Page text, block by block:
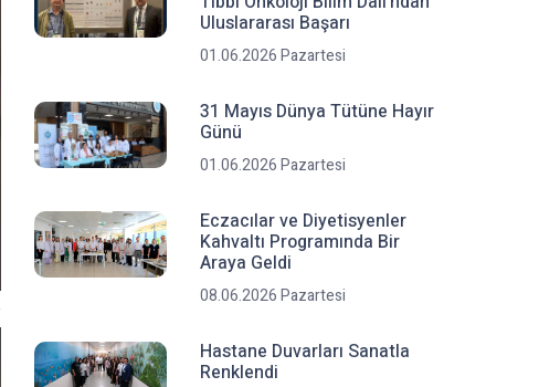
Uluslararası Başarı
01.06.2026 Pazartesi
31 Mayıs Dünya Tütüne Hayır
Günü
01.06.2026 Pazartesi
Eczacılar ve Diyetisyenler
Kahvaltı Programında Bir
Araya Geldi
08.06.2026 Pazartesi
Hastane Duvarları Sanatla
Renklendi